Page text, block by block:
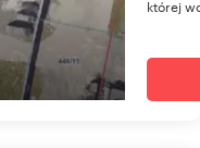
której